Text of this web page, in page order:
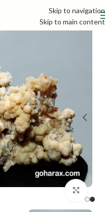
Skip to navigation
Skip to main content